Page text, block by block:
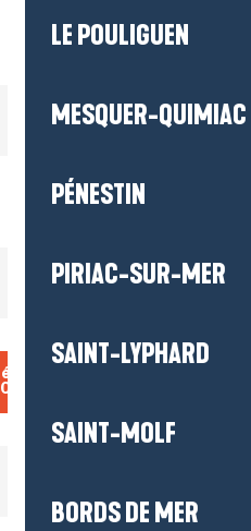
LE POULIGUEN
MESQUER-QUIMIAC
PÉNESTIN
PIRIAC-SUR-MER
SAINT-LYPHARD
SAINT-MOLF
BORDS DE MER
campings